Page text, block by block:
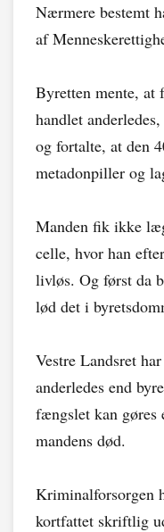
Nærmere bestemt
af
Byretten mente, at
handlet
og fortalte, at den
metadonpiller og
Manden fik ikke
celle, hvor han
livløs. Og først da
lød det i
Vestre Landsret
anderledes end
fængslet kan gøres
mandens død.
Kriminalforsorgen
kortfattet skriftlig